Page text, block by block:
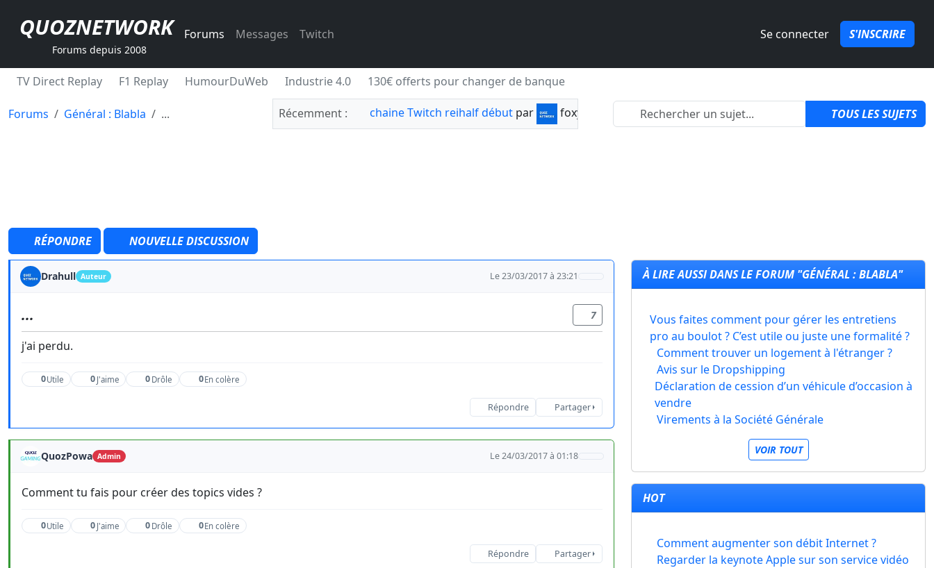
QUOZNETWORK
Forums depuis 2008
Forums Messages Twitch Se connecter S'INSCRIRE
TV Direct Replay F1 Replay HumourDuWeb Industrie 4.0 130€ offerts pour changer de banque
Forums Général : Blabla ... Récemment : chaine Twitch reihalf début par foxylabnyy 2 TOUS LES SUJETS
RÉPONDRE NOUVELLE DISCUSSION
Drahull Auteur Le 23/03/2017 à 23:21
... 7
j'ai perdu.
0Utile 0 J'aime 0 Drôle 0En colère
Répondre Partager
QuozPowa Admin Le 24/03/2017 à 01:18
Comment tu fais pour créer des topics vides ?
0Utile 0 J'aime 0 Drôle 0En colère
Répondre Partager
À LIRE AUSSI DANS LE FORUM "GÉNÉRAL : BLABLA"
Vous faites comment pour gérer les entretiens
pro au boulot ? C’est utile ou juste une formalité ?
Comment trouver un logement à l'étranger ?
Avis sur le Dropshipping
Déclaration de cession d’un véhicule d’occasion à
vendre
Virements à la Société Générale
VOIR TOUT
HOT
Comment augmenter son débit Internet ?
Regarder la keynote Apple sur son service vidéo